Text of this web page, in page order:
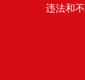
违法和